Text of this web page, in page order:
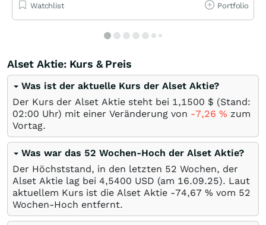
Watchlist Portfolio
Alset Aktie: Kurs & Preis
Was ist der aktuelle Kurs der Alset Aktie?
Der Kurs der Alset Aktie steht bei 1,1500 $ (Stand:
02:00 Uhr) mit einer Veränderung von -7,26 % zum
Vortag.
Was war das 52 Wochen-Hoch der Alset Aktie?
Der Höchststand, in den letzten 52 Wochen, der
Alset Aktie lag bei 4,5400 USD (am 16.09.25). Laut
aktuellem Kurs ist die Alset Aktie -74,67 % vom 52
Wochen-Hoch entfernt.